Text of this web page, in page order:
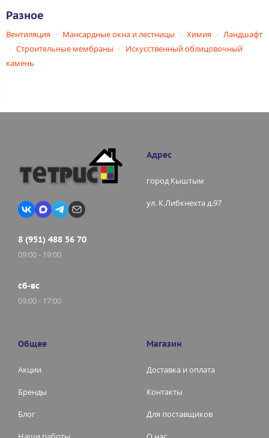
Разное
Вентиляция Мансардные окна и лестницы Химия
Ландшафт
Строительные мембраны
Искусственный облицовочный
камень
8 (951) 488 56 70
09:00 - 19:00
сб-вс
09:00 - 17:00
Адрес
город Кыштым
ул. К.Либкнехта д.97
Общее
Акции
Бренды
Блог
Магазин
Доставка и оплата
Контакты
Для поставщиков